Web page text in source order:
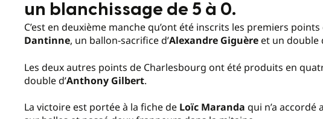
un blanchissage de 5 à 0.
C’est en deuxième manche qu’ont été inscrits les premiers
Dantinne, un ballon-sacrifice d’Alexandre Giguère et un double
Les deux autres points de Charlesbourg ont été produits en
double d’Anthony Gilbert.
La victoire est portée à la fiche de Loïc Maranda qui n’a